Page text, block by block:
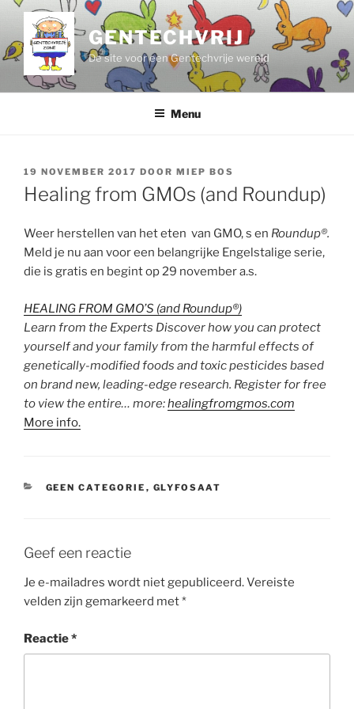
de
inhoud
GENTECHVRIJ
De site voor een Gentechvrije wereld
Menu
GEPLAATST
OP
19 NOVEMBER 2017 DOOR MIEP BOS
Healing from GMOs (and Roundup)
Weer herstellen van het eten van GMO, s en Roundup®.
Meld je nu aan voor een belangrijke Engelstalige serie,
die is gratis en begint op 29 november a.s.
HEALING FROM GMO’S (and Roundup®)
Learn from the Experts Discover how you can protect
yourself and your family from the harmful effects of
genetically-modified foods and toxic pesticides based
on brand new, leading-edge research. Register for free
to view the entire… more:healingfromgmos.com
More info.
CATEGORIEËN
GEEN CATEGORIE , GLYFOSAAT
Geef een reactie
Je e-mailadres wordt niet gepubliceerd.Vereiste
velden zijn gemarkeerd met*
Reactie*